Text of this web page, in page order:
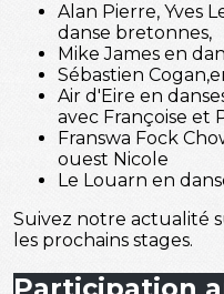
Alan Pierre, Yves
danse bretonnes,
Mike James en
Sébastien
Air d'Eire en
avec Françoise et
Franswa Fock
ouest Nicole
Le Louarn en
Suivez notre actualité
les prochains stages.